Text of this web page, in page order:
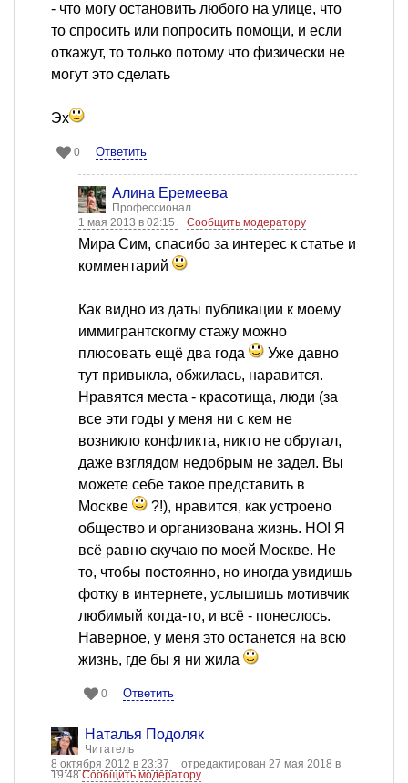
- что могу остановить любого на улице, что
то спросить или попросить помощи, и если
откажут, то только потому что физически не
могут это сделать
Эх
0 Ответить
Алина Еремеева
Профессионал
1 мая 2013 в 02:15
Сообщить модератору
Мира Сим, спасибо за интерес к статье и
комментарий
Как видно из даты публикации к моему
иммигрантскогму стажу можно
плюсовать ещё два года
Уже давно
тут привыкла, обжилась, наравится.
Нравятся места - красотища, люди (за
все эти годы у меня ни с кем не
возникло конфликта, никто не обругал,
даже взглядом недобрым не задел. Вы
можете себе такое представить в
Москве
?!), нравится, как устроено
общество и организована жизнь. НО! Я
всё равно скучаю по моей Москве. Не
то, чтобы постоянно, но иногда увидишь
фотку в интернете, услышишь мотивчик
любимый когда-то, и всё - понеслось.
Наверное, у меня это останется на всю
жизнь, где бы я ни жила
0 Ответить
Наталья Подоляк
Читатель
8 октября 2012 в 23:37
отредактирован 27 мая 2018 в
19:48Сообщить модератору